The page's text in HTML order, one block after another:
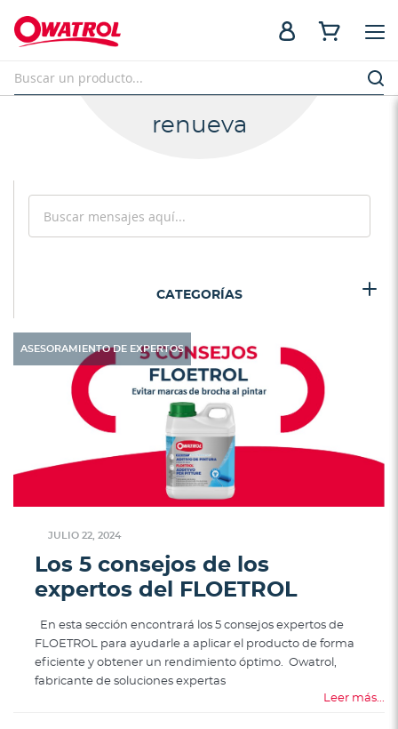
renueva
JULIO 22, 2024
ASESORAMIENTO DE EXPERTOS
Los 5 consejos de los
expertos del FLOETROL
En esta sección encontrará los 5 consejos expertos de
FLOETROL para ayudarle a aplicar el producto de forma
eficiente y obtener un rendimiento óptimo. Owatrol,
fabricante de soluciones expertas
Leer más...
Search
CATEGORÍAS